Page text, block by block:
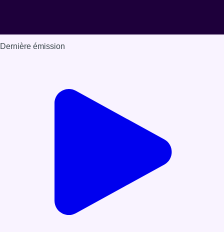
Dernière émission